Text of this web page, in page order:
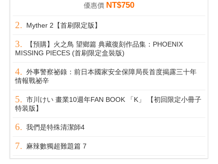
優惠價 NT$750
Myther 2【首刷限定版】
【預購】火之鳥 望鄉篇 典藏復刻作品集：PHOENIX
MISSING PIECES (首刷限定盒裝版)
外事警察祕錄：前日本國家安全保障局長首度揭露三十年
情報戰祕辛
市川けい 畫業10週年FAN BOOK 「K」 【初回限定小冊子
特装版】
我們是特殊清潔師4
麻辣數獨超難題篇 7